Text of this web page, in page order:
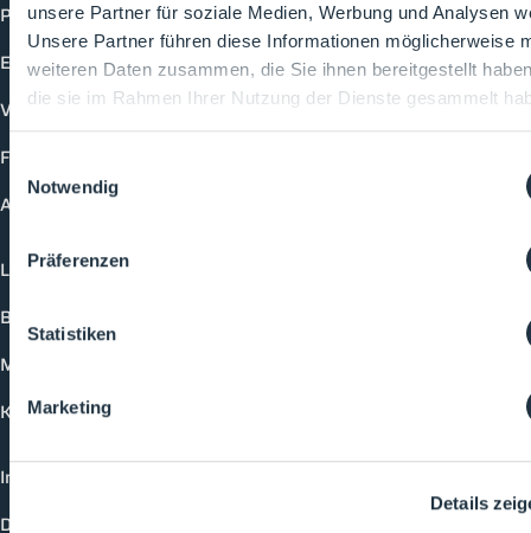
unsere Partner für soziale Medien, Werbung und Analysen
Unsere Partner führen diese Informationen möglicherweise
weiteren Daten zusammen, die Sie ihnen bereitgestellt
die sie im Rahmen Ihrer Nutzung der Dienste gesammelt
Einwilligungsauswahl
Notwendig
Präferenzen
Statistiken
Marketing
Details
Produkte
Events
Vorträge
Future-Faces
Academy
Login
Buchungsmöglichkeiten
Medienformate
Kontakt
Impressum
Datenschutzerklärung